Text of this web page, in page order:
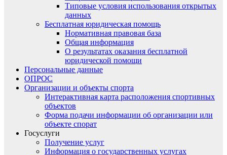
Типовые условия использования открытых
данных
Бесплатная юридическая помощь
Нормативная правовая база
Общая информация
О результатах оказания бесплатной
юридической помощи
Персональные данные
ОПРОС
Организации и объекты спорта
Интерактивная карта расположения спортивных
объектов
Форма подачи информации об организации или
объекте спорат
Госуслуги
Получение услуг
Информация о государственных услугах